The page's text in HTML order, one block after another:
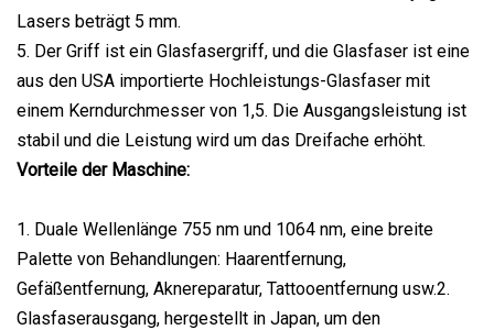
Lasers beträgt 5 mm.
5. Der Griff ist ein Glasfasergriff, und die Glasfaser ist eine
aus den USA importierte Hochleistungs-Glasfaser mit
einem Kerndurchmesser von 1,5. Die Ausgangsleistung ist
stabil und die Leistung wird um das Dreifache erhöht.
Vorteile der Maschine:
1. Duale Wellenlänge 755 nm und 1064 nm, eine breite
Palette von Behandlungen: Haarentfernung,
Gefäßentfernung, Aknereparatur, Tattooentfernung usw.2.
Glasfaserausgang, hergestellt in Japan, um den